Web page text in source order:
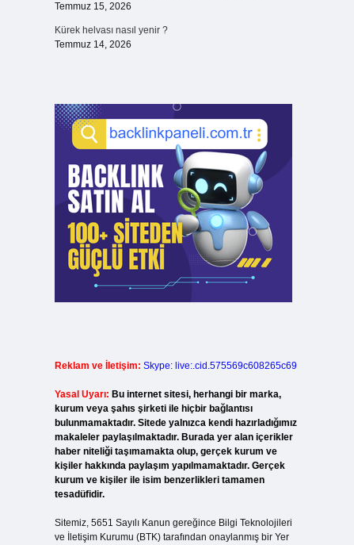
Temmuz 15, 2026
Kürek helvası nasıl yenir ?
Temmuz 14, 2026
Reklam ve İletişim: Skype: live:.cid.575569c608265c69
Yasal Uyarı: Bu internet sitesi, herhangi bir marka,
kurum veya şahıs şirketi ile hiçbir bağlantısı
bulunmamaktadır. Sitede yalnızca kendi hazırladığımız
makaleler paylaşılmaktadır. Burada yer alan içerikler
haber niteliği taşımamakta olup, gerçek kurum ve
kişiler hakkında paylaşım yapılmamaktadır. Gerçek
kurum ve kişiler ile isim benzerlikleri tamamen
tesadüfidir.
Sitemiz, 5651 Sayılı Kanun gereğince Bilgi Teknolojileri
ve İletişim Kurumu (BTK) tarafından onaylanmış bir Yer